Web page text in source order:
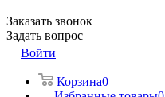
Заказать звонок
Задать вопрос
Войти
Корзина0